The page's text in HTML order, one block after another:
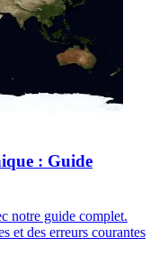
: Guide
notre guide complet.
et des erreurs courantes